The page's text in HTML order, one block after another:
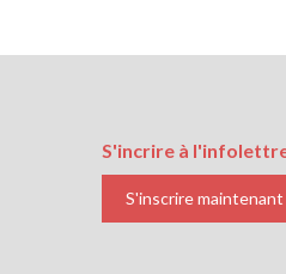
S'incrire à
S'inscrire maintenant